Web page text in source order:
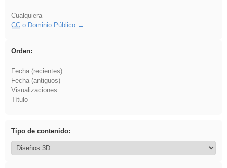
Cualquiera
CCo Dominio Público
Orden:
Fecha (recientes)
Fecha (antiguos)
Visualizaciones
Título
Tipo de contenido: